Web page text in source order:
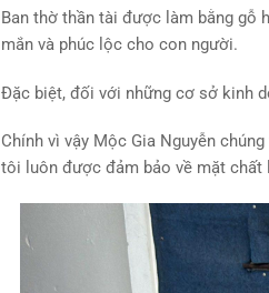
Ban thờ thần tài được làm bằng gỗ
mắn và phúc lộc cho con người.
Đặc biệt, đối với những cơ sở kinh
Chính vì vậy Mộc Gia Nguyễn
tôi luôn được đảm bảo về mặt chất